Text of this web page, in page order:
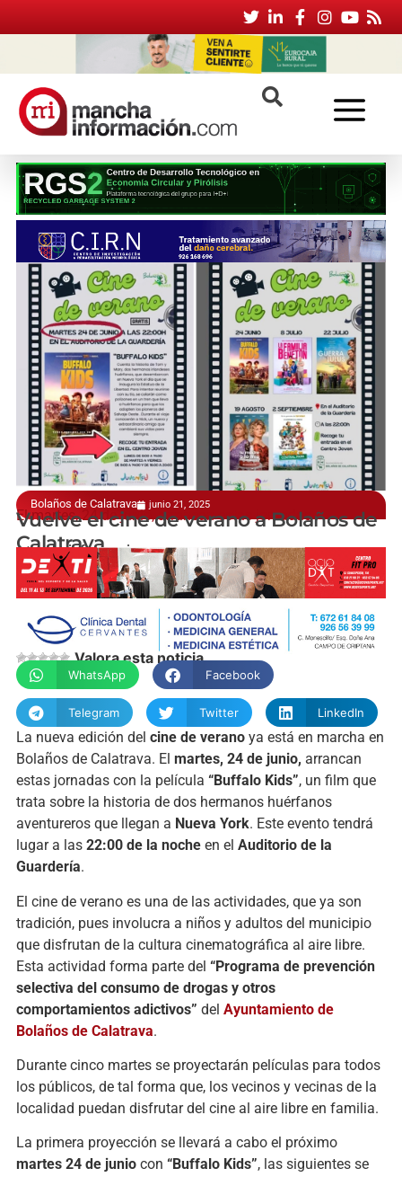
Bolaños de Calatrava junio 21, 2025
El martes, 24 de junio, arrancan estas jornadas
Vuelve el cine de verano a Bolaños de
Calatrava
manchainformacion.com
Valora esta noticia
WhatsApp Facebook
Telegram Twitter LinkedIn
La nueva edición del cine de veranoya está en marcha en
Bolaños de Calatrava. El martes, 24 de junio, arrancan
estas jornadas con la película “Buffalo Kids”, un film que
trata sobre la historia de dos hermanos huérfanos
aventureros que llegan a Nueva York. Este evento tendrá
lugar a las 22:00 de la nocheen el Auditorio de la
Guardería.
El cine de verano es una de las actividades, que ya son
tradición, pues involucra a niños y adultos del municipio
que disfrutan de la cultura cinematográfica al aire libre.
Esta actividad forma parte del “Programa de prevención
selectiva del consumo de drogas y otros
comportamientos adictivos” del Ayuntamiento de
Bolaños de Calatrava.
Durante cinco martes se proyectarán películas para todos
los públicos, de tal forma que, los vecinos y vecinas de la
localidad puedan disfrutar del cine al aire libre en familia.
La primera proyección se llevará a cabo el próximo
martes 24 de juniocon “Buffalo Kids”, las siguientes se